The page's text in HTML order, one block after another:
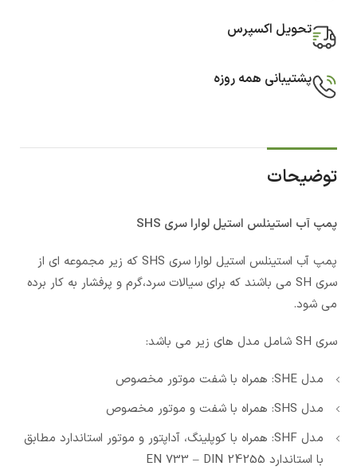
تحویل اکسپرس
پشتیبانی همه روزه
توضیحات
پمپ آب استینلس استیل لوارا سری SHS
پمپ آب استینلس استیل لوارا سری SHS که زیر مجموعه ای از
سری SH می باشند که برای سیالات سرد،گرم و پرفشار به کار برده
می شود.
سری SH شامل مدل های زیر می باشد:
مدل SHE: همراه با شفت موتور مخصوص
مدل SHS: همراه با شفت و موتور مخصوص
مدل SHF: همراه با کوپلینگ، آداپتور و موتور استاندارد مطابق
با استاندارد EN 733 – DIN 24255